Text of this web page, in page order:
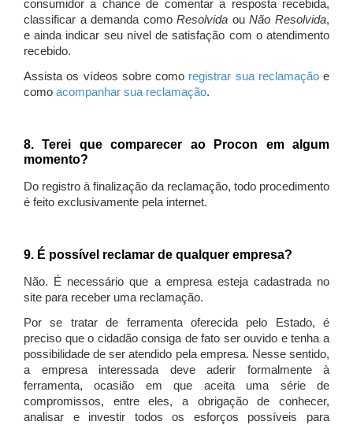
consumidor a chance de comentar a resposta recebida,
classificar a demanda comoResolvida ouNão Resolvida,
e ainda indicar seu nível de satisfação com o atendimento
recebido.
Assista os vídeos sobre como registrar sua reclamaçãoe
como acompanhar sua reclamação.
8. Terei que comparecer ao Procon em algum
momento?
Do registro à finalização da reclamação, todo procedimento
é feito exclusivamente pela internet.
9. É possível reclamar de qualquer empresa?
Não. É necessário que a empresa esteja cadastrada no
site para receber uma reclamação.
Por se tratar de ferramenta oferecida pelo Estado, é
preciso que o cidadão consiga de fato ser ouvido e tenha a
possibilidade de ser atendido pela empresa. Nesse sentido,
a empresa interessada deve aderir formalmente à
ferramenta, ocasião em que aceita uma série de
compromissos, entre eles, a obrigação de conhecer,
analisar e investir todos os esforços possíveis para